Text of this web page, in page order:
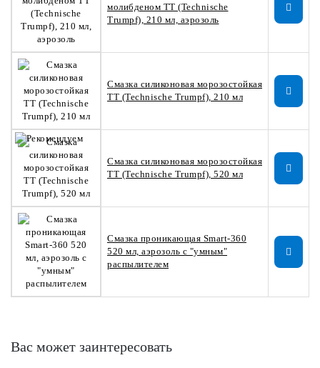
молибденом TT (Technische
Trumpf), 210 мл, аэрозоль
Смазка силиконовая морозостойкая
TT (Technische Trumpf), 210 мл
Смазка силиконовая морозостойкая
TT (Technische Trumpf), 520 мл
Смазка проникающая Smart-360
520 мл, аэрозоль с "умным"
распылителем
Вас может заинтересовать